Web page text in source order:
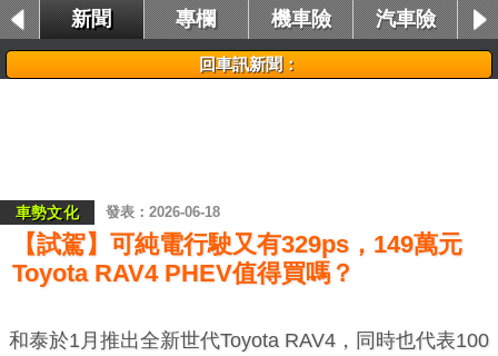
新聞 專欄 機車險
汽車險
租車險
回車訊新聞：
車勢文化 2026-06-18
【試駕】可純電行駛又有329ps，149萬元
Toyota RAV4 PHEV值得買嗎？
和泰於1月推出全新世代Toyota RAV4，同時也代表100